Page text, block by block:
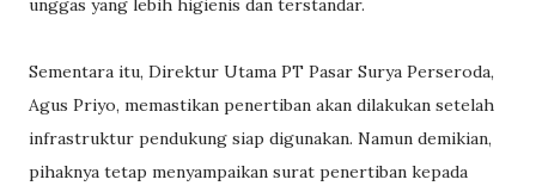
unggas yang lebih higienis dan terstandar.
Sementara itu, Direktur Utama PT Pasar Surya Perseroda,
Agus Priyo, memastikan penertiban akan dilakukan setelah
infrastruktur pendukung siap digunakan. Namun demikian,
pihaknya tetap menyampaikan surat penertiban kepada